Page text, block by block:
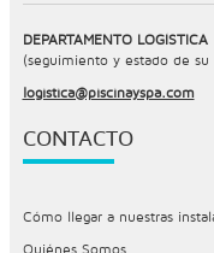
DEPARTAMENTO LOGÍSTICA
(seguimiento y estado de
logistica@piscinayspa.com
CONTACTO
Cómo llegar a nuestras
Quiénes Somos